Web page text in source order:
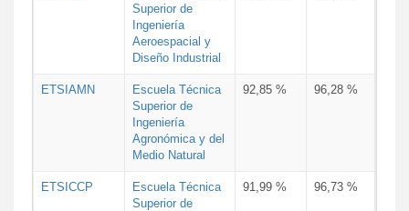
Superior de
Ingeniería
Aeroespacial y
Diseño Industrial
ETSIAMN
Escuela Técnica
Superior de
Ingeniería
Agronómica y del
Medio Natural
92,85 % 96,28 %
ETSICCP
Escuela Técnica
Superior de
91,99 % 96,73 %